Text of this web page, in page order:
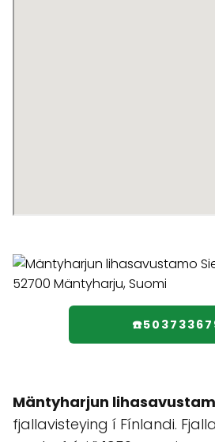
Mäntyharjun
fjallavisteying í Fínlandi.